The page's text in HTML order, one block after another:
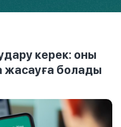
керек: оны
жасауға болады